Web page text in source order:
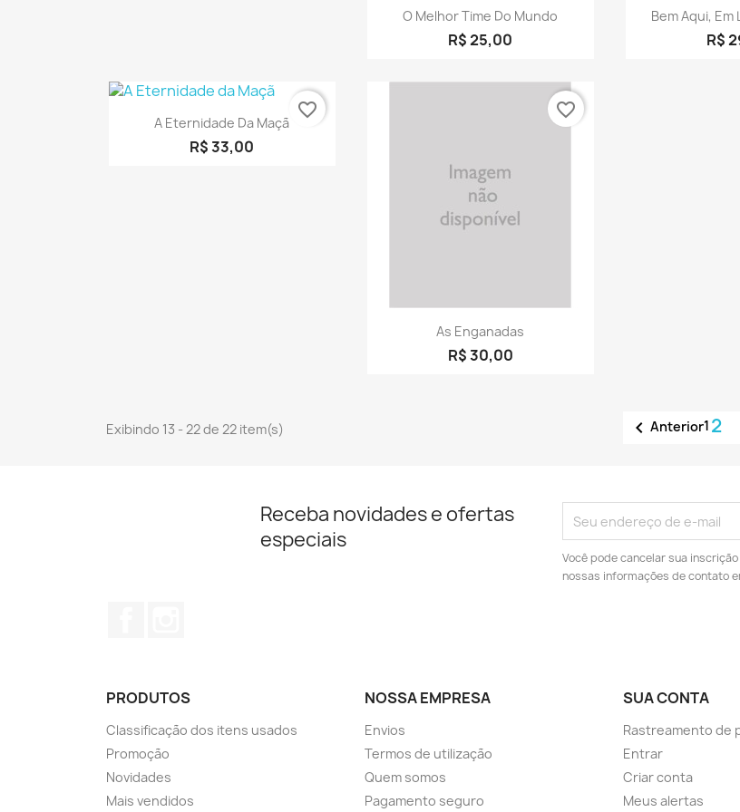
Visualização rápida
O Melhor Time Do Mundo
R$ 25,00

Bem Aqui,
R$
 Visualização rápida
A Eternidade Da Maçã
R$ 33,00
favorite_border
Visualização rápida
As Enganadas
R$ 30,00
favorite_border
Exibindo 13 - 22 de 22 item(s)  Anterior1 2
Receba novidades e ofertas
especiais
Você pode cancelar sua
nossas informações de contato
PRODUTOS
Classificação dos itens usados
Promoção
Novidades
Mais vendidos
NOSSA EMPRESA
Envios
Termos de utilização
Quem somos
Pagamento seguro
SUA CONTA
Rastreamento de
Entrar
Criar conta
Meus alertas